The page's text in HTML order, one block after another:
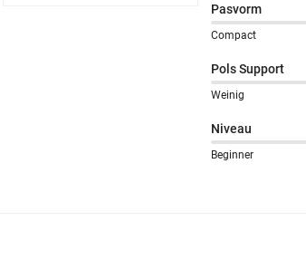
Pasvorm
Compact
Pols Support
Weinig
Niveau
Beginner